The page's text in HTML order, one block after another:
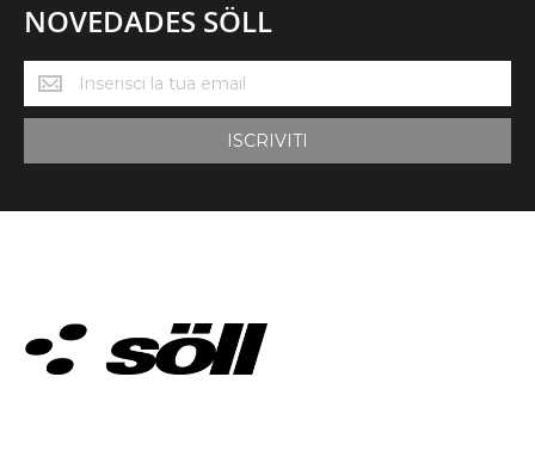
NOVEDADES SÖLL
Novedades
Söll
ISCRIVITI